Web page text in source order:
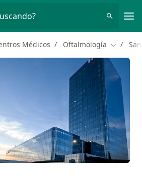
Médicos Oftalmología Cambiar